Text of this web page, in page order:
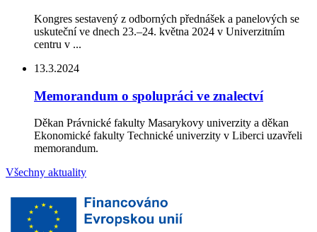
Kongres sestavený z odborných přednášek a panelových se
uskuteční ve dnech 23.–24. května 2024 v Univerzitním
centru v ...
13.3.2024
Memorandum o spolupráci ve znalectví
Děkan Právnické fakulty Masarykovy univerzity a děkan
Ekonomické fakulty Technické univerzity v Liberci uzavřeli
memorandum.
Všechny aktuality